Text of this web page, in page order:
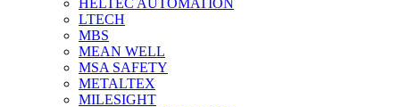
HELTEC AUTOMATION
LTECH
MBS
MEAN WELL
MSA SAFETY
METALTEX
MILESIGHT